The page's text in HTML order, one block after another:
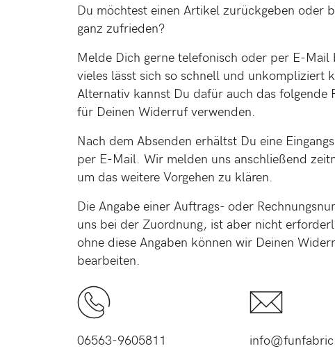
Du möchtest einen Artikel zurückgeben oder
ganz zufrieden?
Melde Dich gerne telefonisch oder per E-Mail
vieles lässt sich so schnell und unkompliziert
Alternativ kannst Du dafür auch das folgende
für Deinen Widerruf verwenden.
Nach dem Absenden erhältst Du eine
per E-Mail. Wir melden uns anschließend
um das weitere Vorgehen zu klären.
Die Angabe einer Auftrags- oder
uns bei der Zuordnung, ist aber nicht
ohne diese Angaben können wir Deinen
bearbeiten.
06563-9605811